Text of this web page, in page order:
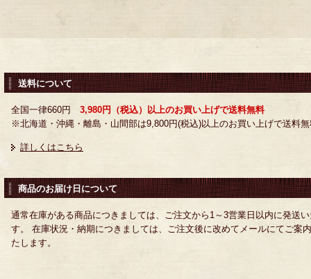
送料について
全国一律660円 3,980円（税込）以上のお買い上げで送料無料
※北海道・沖縄・離島・山間部は9,800円(税込)以上のお買い上げで送料
詳しくはこちら
商品のお届け日について
通常在庫がある商品につきましては、ご注文から1～3営業日以内に発送
す。 在庫状況・納期につきましては、ご注文後に改めてメールにてご案
たします。